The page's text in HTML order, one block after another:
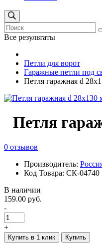
Все результаты
Петли для ворот
Гаражные петли под
Петля гаражная d
Петля
0 отзывов
Производитель:
Код Товара: СК-04740
В наличии
159.00 руб.
-
+
Купить в 1 клик Купить